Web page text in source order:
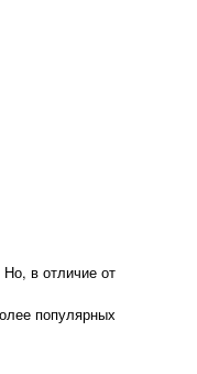
в отличие от
популярных